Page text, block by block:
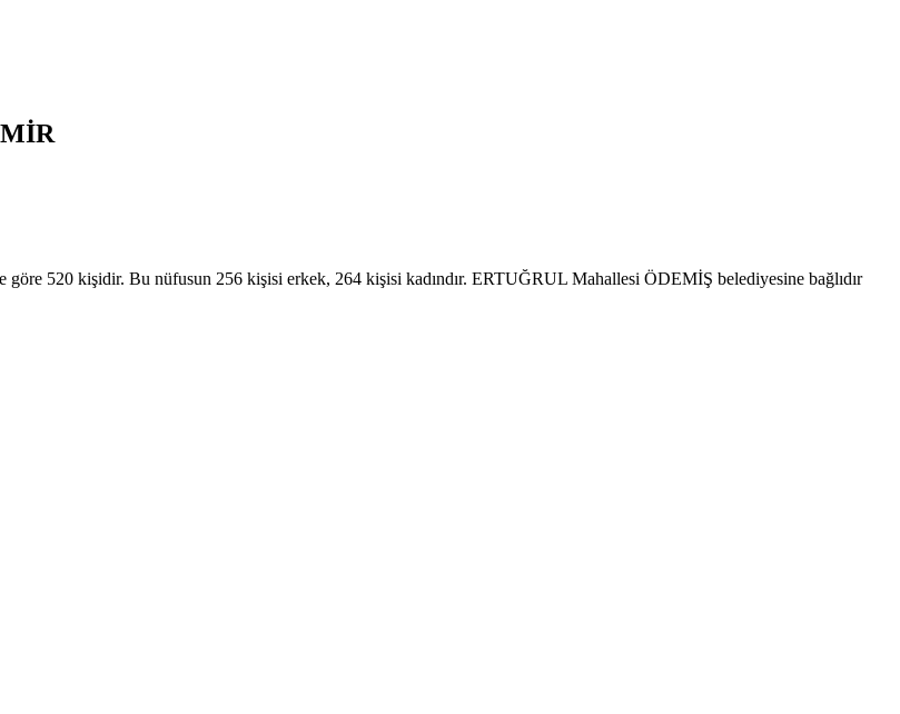
520 kişidir. Bu nüfusun 256 kişisi erkek, 264 kişisi kadındır. ERTUĞRUL Mahallesi ÖDEMİŞ belediyesine bağlıdır